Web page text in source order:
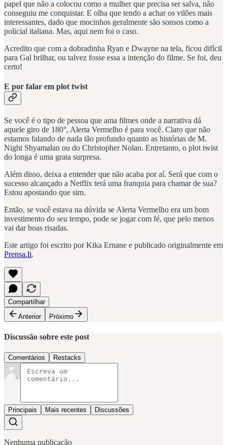
papel que não a colocou como a mulher que precisa ser salva, não
conseguiu me conquistar. E olha que tendo a achar os vilões mais
interessantes, dado que mocinhos geralmente são sonsos como a
policial italiana. Mas, aqui nem foi o caso.
Acredito que com a dobradinha Ryan e Dwayne na tela, ficou difícil
para Gal brilhar, ou talvez fosse essa a intenção do filme. Se foi, deu
certo!
E por falar em plot twist
Se você é o tipo de pessoa que ama filmes onde a narrativa dá
aquele giro de 180°, Alerta Vermelho é para você. Claro que não
estamos falando de nada tão profundo quanto as histórias de M.
Night Shyamalan ou do Christopher Nolan. Entretanto, o plot twist
do longa é uma grata surpresa.
Além disso, deixa a entender que não acaba por aí. Será que com o
sucesso alcançado a Netflix terá uma franquia para chamar de sua?
Estou apostando que sim.
Então, se você estava na dúvida se Alerta Vermelho era um bom
investimento do seu tempo, pode se jogar com fé, que pelo menos
vai dar boas risadas.
Este artigo foi escrito por Kika Ernane e publicado originalmente em
Prensa.li.
Compartilhar
Anterior
Próximo
Discussão sobre este post
Comentários Restacks
Principais Mais recentes Discussões
Nenhuma publicação